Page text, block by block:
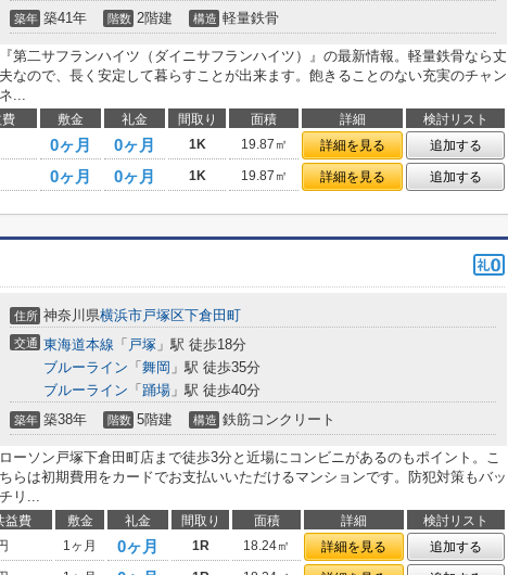
築年 築41年 階数 2階建 構造 軽量鉄骨
『第二サフランハイツ（ダイニサフランハイツ）』の最新情報。軽量鉄骨なら丈
夫なので、長く安定して暮らすことが出来ます。飽きることのない充実のチャン
ネ...
敷金 礼金 間取り 面積 詳細
検討リスト
0ヶ月 0ヶ月 1K 19.87㎡ 詳細を見る
追加する
0ヶ月 0ヶ月 1K 19.87㎡ 詳細を見る 追加する
住所 神奈川県横浜市戸塚区下倉田町
交通 東海道本線 「 戸塚 」駅 徒歩18分
ブルーライン 「 舞岡 」駅 徒歩35分
ブルーライン 「 踊場 」駅 徒歩40分
築年 築38年 階数 5階建 構造 鉄筋コンクリート
ローソン戸塚下倉田町店まで徒歩3分と近場にコンビニがあるのもポイント。こ
ちらは初期費用をカードでお支払いいただけるマンションです。防犯対策もバッ
チリ...
益費 敷金 礼金 間取り 面積 詳細
検討リスト
1ヶ月 0ヶ月 1R 18.24㎡ 詳細を見る
追加する